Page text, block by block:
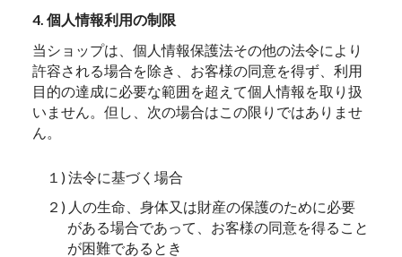
4. 個人情報利用の制限
当ショップは、個人情報保護法その他の法令により
許容される場合を除き、お客様の同意を得ず、利用
目的の達成に必要な範囲を超えて個人情報を取り扱
いません。但し、次の場合はこの限りではありませ
ん。
１) 法令に基づく場合
２) 人の生命、身体又は財産の保護のために必要
がある場合であって、お客様の同意を得ること
が困難であるとき